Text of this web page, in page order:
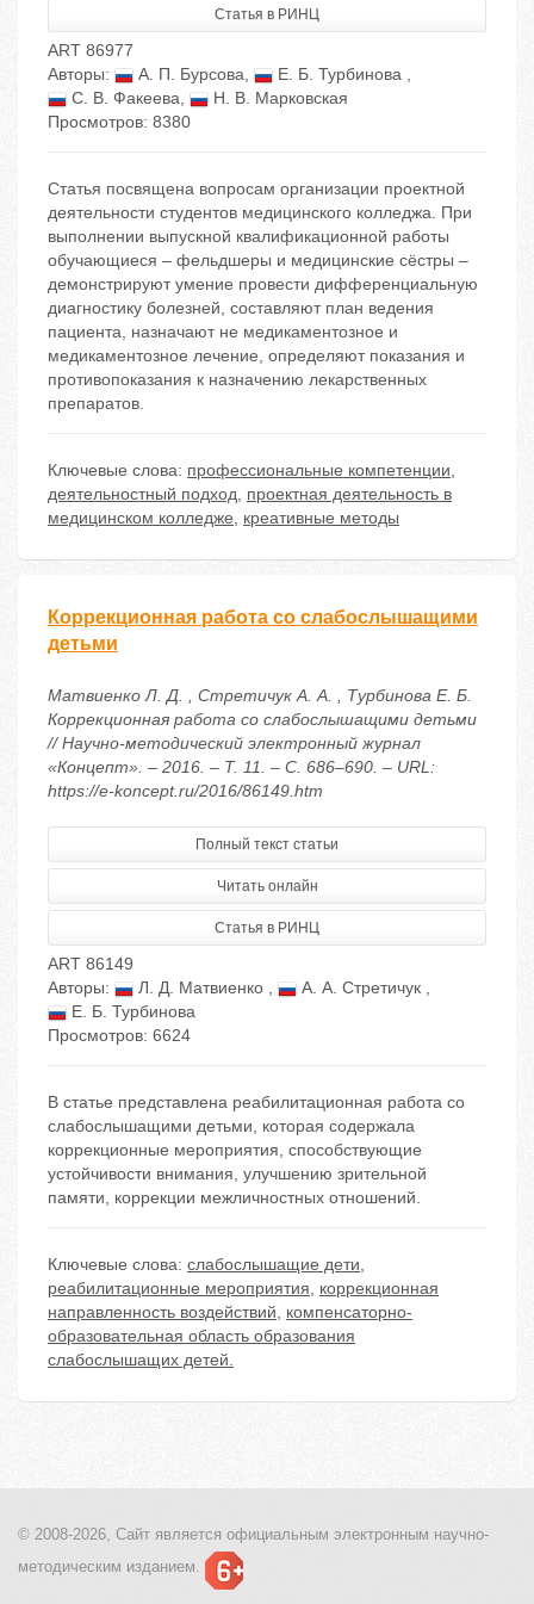
Статья в РИНЦ
ART 86977
Авторы:
А. П. Бурсова, Е. Б. Турбинова ,
С. В. Факеева,
Н. В. Марковская
Просмотров: 8380
Статья посвящена вопросам организации проектной
деятельности студентов медицинского колледжа. При
выполнении выпускной квалификационной работы
обучающиеся – фельдшеры и медицинские сёстры –
демонстрируют умение провести дифференциальную
диагностику болезней, составляют план ведения
пациента, назначают не медикаментозное и
медикаментозное лечение, определяют показания и
противопоказания к назначению лекарственных
препаратов.
Ключевые слова: профессиональные компетенции,
деятельностный подход, проектная деятельность в
медицинском колледже, креативные методы
Коррекционная работа со слабослышащими
детьми
Матвиенко Л. Д. , Стретичук А. А. , Турбинова Е. Б.
Коррекционная работа со слабослышащими детьми
// Научно-методический электронный журнал
«Концепт». – 2016. – Т. 11. – С. 686–690. – URL:
https://e-koncept.ru/2016/86149.htm
Полный текст статьи
Читать онлайн
Статья в РИНЦ
ART 86149
Авторы:
Л. Д. Матвиенко , А. А. Стретичук ,
Е. Б. Турбинова
Просмотров: 6624
В статье представлена реабилитационная работа со
слабослышащими детьми, которая содержала
коррекционные мероприятия, способствующие
устойчивости внимания, улучшению зрительной
памяти, коррекции межличностных отношений.
Ключевые слова: слабослышащие дети,
реабилитационные мероприятия, коррекционная
направленность воздействий, компенсаторно-
образовательная область образования
слабослышащих детей.
© 2008-2026, Сайт является официальным электронным научно-
методическим изданием.